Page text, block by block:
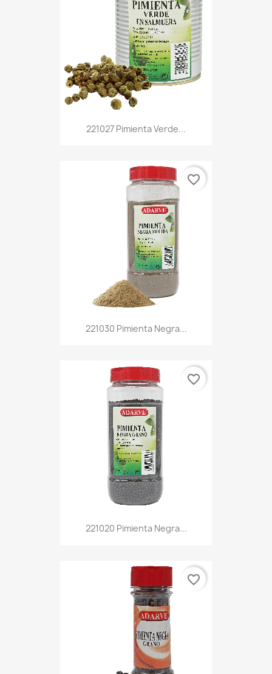
221027 Pimienta Verde...
221030 Pimienta Negra...
favorite_border
221020 Pimienta Negra...
favorite_border
favorite_border